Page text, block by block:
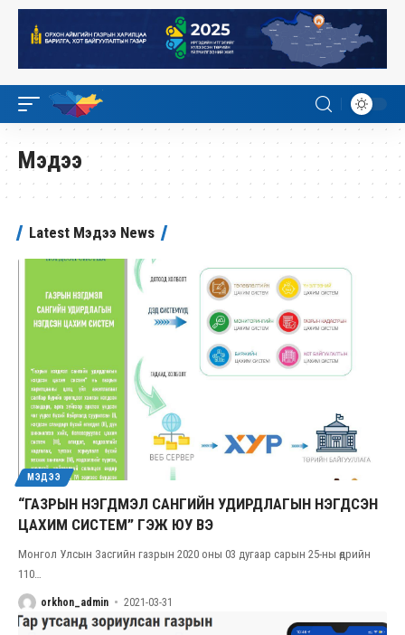
Мэдээ
Latest Мэдээ News
МЭДЭЭ
“ГАЗРЫН НЭГДМЭЛ САНГИЙН УДИРДЛАГЫН НЭГДСЭН
ЦАХИМ СИСТЕМ” ГЭЖ ЮУ ВЭ
Монгол Улсын Засгийн газрын 2020 оны 03 дугаар сарын 25-ны өдрийн
110
orkhon_admin 2021-03-31